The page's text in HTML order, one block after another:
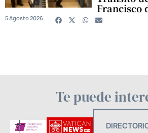
Francisco
5 Agosto 2026
Te puede